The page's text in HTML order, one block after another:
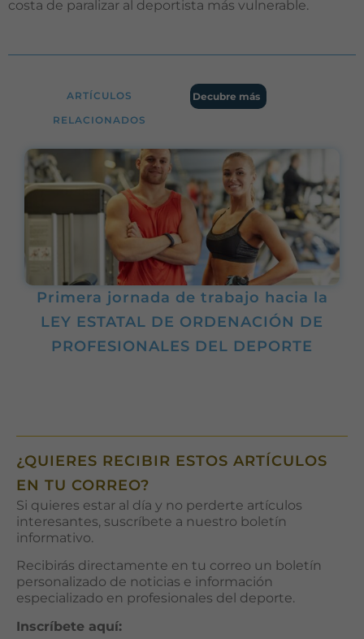
costa de paralizar al deportista más vulnerable.
ARTÍCULOS
RELACIONADOS
Decubre más
Primera jornada de trabajo hacia la
LEY ESTATAL DE ORDENACIÓN DE
PROFESIONALES DEL DEPORTE
¿QUIERES RECIBIR ESTOS ARTÍCULOS
EN TU CORREO?
Si quieres estar al día y no perderte artículos
interesantes, suscríbete a nuestro boletín
informativo.
Recibirás directamente en tu correo un boletín
personalizado de noticias e información
especializado en profesionales del deporte.
Inscríbete aquí: